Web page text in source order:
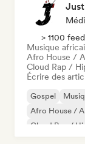
> 1100
Musique
Afro House /
Cloud Rap /
Écrire des
Gospel
Afro House /
Cloud Rap /